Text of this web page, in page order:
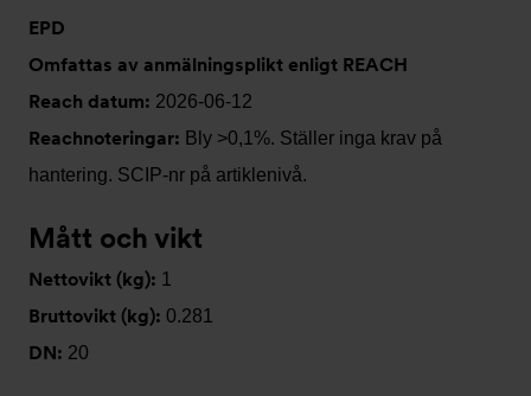
EPD
Omfattas av anmälningsplikt enligt REACH
Reach datum: 2026-06-12
Reachnoteringar: Bly >0,1%. Ställer inga krav på
hantering. SCIP-nr på artiklenivå.
Mått och vikt
Nettovikt (kg): 1
Bruttovikt (kg): 0.281
DN: 20